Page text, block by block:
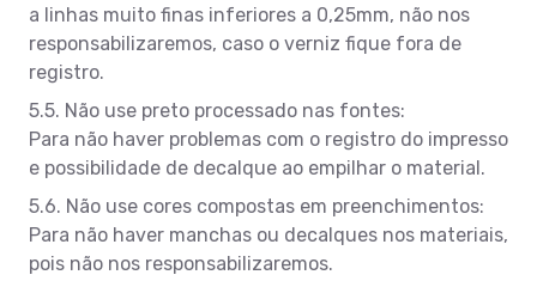
a linhas muito finas inferiores a 0,25mm, não nos
responsabilizaremos, caso o verniz fique fora de
registro.
5.5. Não use preto processado nas fontes:
Para não haver problemas com o registro do impresso
e possibilidade de decalque ao empilhar o material.
5.6. Não use cores compostas em preenchimentos:
Para não haver manchas ou decalques nos materiais,
pois não nos responsabilizaremos.